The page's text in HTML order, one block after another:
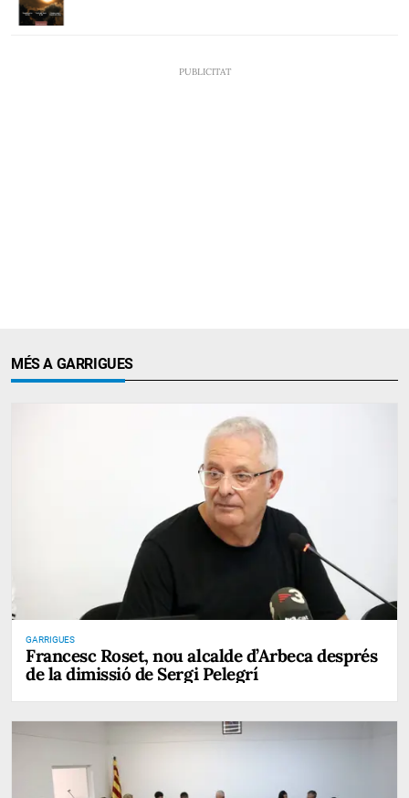
MÉS A GARRIGUES
GARRIGUES
Francesc Roset, nou alcalde d’Arbeca després
de la dimissió de Sergi Pelegrí